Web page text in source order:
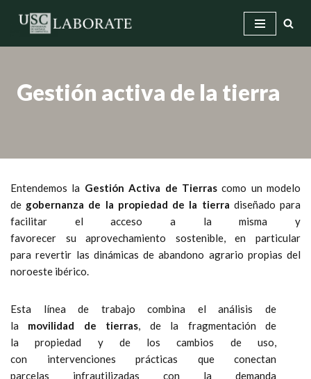
Saltar
Gestión activa de la tierra
Entendemos la Gestión Activa de Tierrascomo un modelo
de gobernanza de la propiedad de la tierra diseñado para
facilitar el acceso a la misma y
favorecer su aprovechamiento sostenible, en particular
para revertir las dinámicas de abandono agrario propias del
noroeste ibérico.
Esta línea de trabajo combina el análisis de
la movilidad de tierras, de la fragmentación de
la propiedad y de los cambios de uso,
con intervenciones prácticas que conectan
parcelas infrautilizadas con la demanda